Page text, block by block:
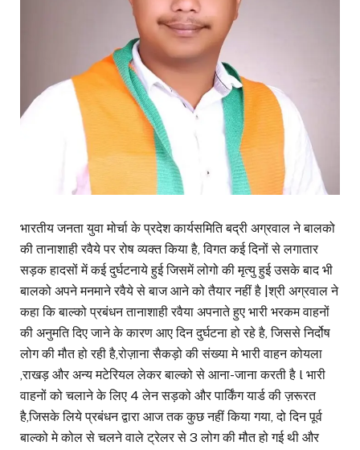
भारतीय जनता युवा मोर्चा के प्रदेश कार्यसमिति बद्री अग्रवाल ने बालको
की तानाशाही रवैये पर रोष व्यक्त किया है, विगत कई दिनों से लगातार
सड़क हादसों में कई दुर्घटनाये हुई जिसमें लोगो की मृत्यु हुई उसके बाद भी
बालको अपने मनमाने रवैये से बाज आने को तैयार नहीं है |श्री अग्रवाल ने
कहा कि बाल्को प्रबंधन तानाशाही रवैया अपनाते हुए भारी भरकम वाहनों
की अनुमति दिए जाने के कारण आए दिन दुर्घटना हो रहे है, जिससे निर्दोष
लोग की मौत हो रही है,रोज़ाना सैकड़ो की संख्या मे भारी वाहन कोयला
,राखड़ और अन्य मटेरियल लेकर बाल्को से आना-जाना करती है l भारी
वाहनों को चलाने के लिए 4 लेन सड़को और पार्किंग यार्ड की ज़रूरत
है,जिसके लिये प्रबंधन द्वारा आज तक कुछ नहीं किया गया, दो दिन पूर्व
बाल्को मे कोल से चलने वाले ट्रेलर से 3 लोग की मौत हो गई थी और